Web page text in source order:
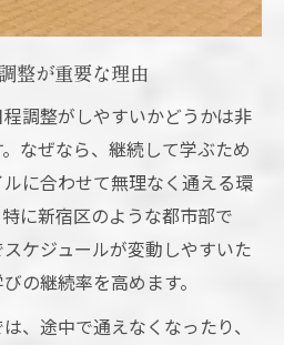
整が重要な理由
調整がしやすいかどうかは非
なぜなら、継続して学ぶため
に合わせて無理なく通える環
に新宿区のような都市部で
ケジュールが変動しやすいた
の継続率を高めます。
、途中で通えなくなったり、